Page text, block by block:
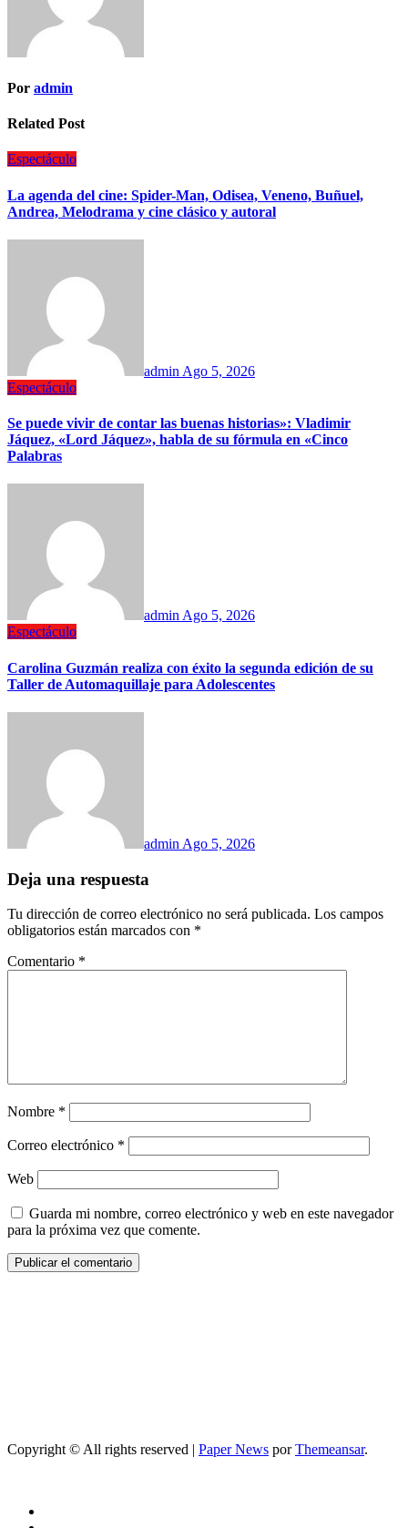
Por admin
Related Post
Espectáculo
La agenda del cine: Spider-Man, Odisea, Veneno, Buñuel,
Andrea, Melodrama y cine clásico y autoral
admin Ago 5, 2026
Espectáculo
Se puede vivir de contar las buenas historias»: Vladimir
Jáquez, «Lord Jáquez», habla de su fórmula en «Cinco
Palabras
adminAgo 5, 2026
Espectáculo
Carolina Guzmán realiza con éxito la segunda edición de su
Taller de Automaquillaje para Adolescentes
admin Ago 5, 2026
Deja una respuesta
Tu dirección de correo electrónico no será publicada. Los campos
obligatorios están marcados con *
Comentario *
Nombre *
Correo electrónico *
Web
Guarda mi nombre, correo electrónico y web en este navegador
para la próxima vez que comente.
Copyright © All rights reserved | Paper News porThemeansar.